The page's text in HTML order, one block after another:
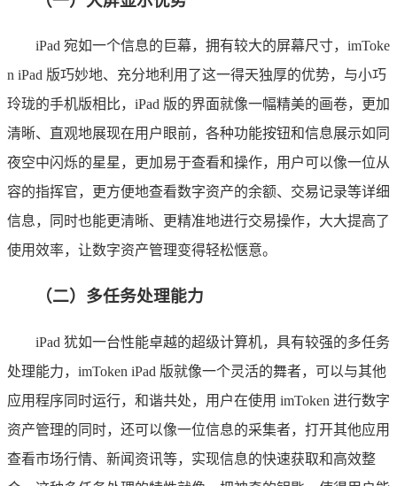
iPad 宛如一个信息的巨幕，拥有较大的屏幕尺寸，imToke
n iPad 版巧妙地、充分地利用了这一得天独厚的优势，与小巧
玲珑的手机版相比，iPad 版的界面就像一幅精美的画卷，更加
清晰、直观地展现在用户眼前，各种功能按钮和信息展示如同
夜空中闪烁的星星，更加易于查看和操作，用户可以像一位从
容的指挥官，更方便地查看数字资产的余额、交易记录等详细
信息，同时也能更清晰、更精准地进行交易操作，大大提高了
使用效率，让数字资产管理变得轻松惬意。
（二）多任务处理能力
iPad 犹如一台性能卓越的超级计算机，具有较强的多任务
处理能力，imToken iPad 版就像一个灵活的舞者，可以与其他
应用程序同时运行，和谐共处，用户在使用 imToken 进行数字
资产管理的同时，还可以像一位信息的采集者，打开其他应用
查看市场行情、新闻资讯等，实现信息的快速获取和高效整